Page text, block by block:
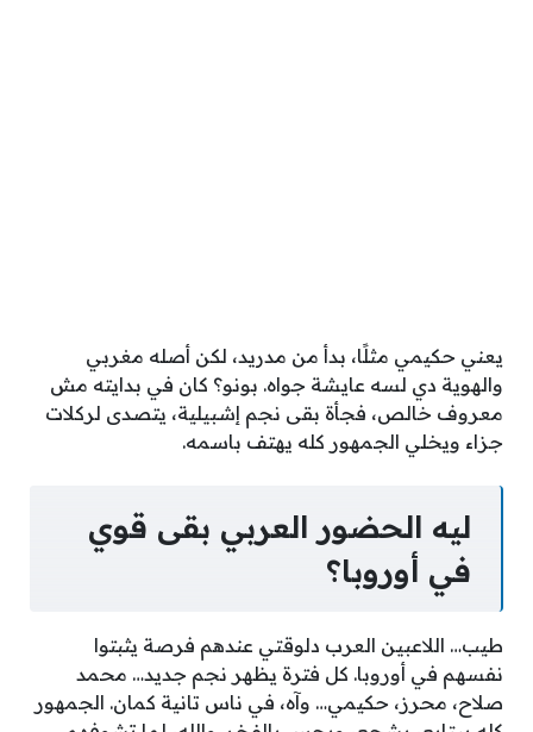
يعني حكيمي مثلًا، بدأ من مدريد، لكن أصله مغربي
والهوية دي لسه عايشة جواه. بونو؟ كان في بدايته مش
معروف خالص، فجأة بقى نجم إشبيلية، يتصدى لركلات
جزاء ويخلي الجمهور كله يهتف باسمه.
ليه الحضور العربي بقى قوي
في أوروبا؟
طيب… اللاعبين العرب دلوقتي عندهم فرصة يثبتوا
نفسهم في أوروبا. كل فترة يظهر نجم جديد… محمد
صلاح، محرز، حكيمي… وآه، في ناس تانية كمان. الجمهور